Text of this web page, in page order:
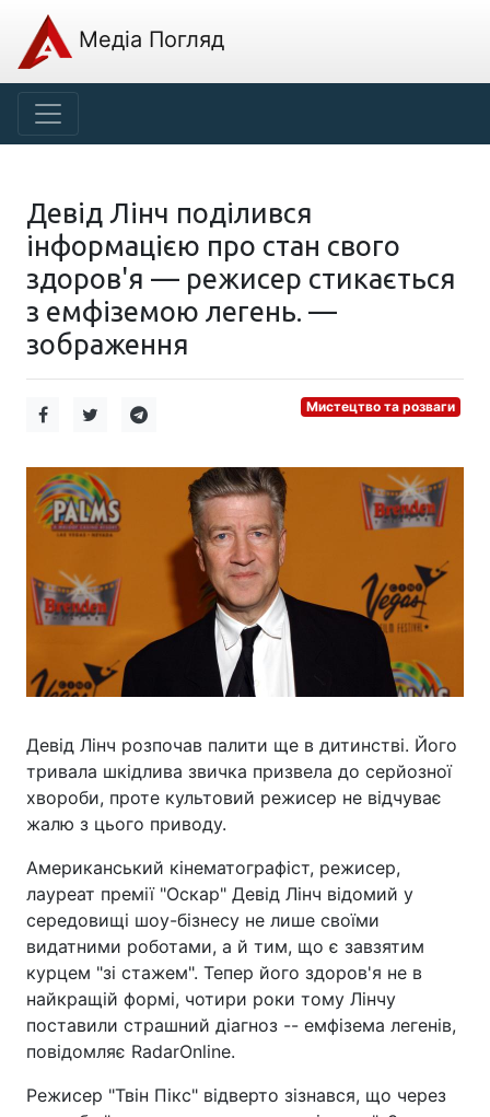
Медіа Погляд
Девід Лінч поділився
інформацією про стан свого
здоров'я — режисер стикається
з емфіземою легень. —
зображення
Мистецтво та розваги
Девід Лінч розпочав палити ще в дитинстві. Його
тривала шкідлива звичка призвела до серйозної
хвороби, проте культовий режисер не відчуває
жалю з цього приводу.
Американський кінематографіст, режисер,
лауреат премії "Оскар" Девід Лінч відомий у
середовищі шоу-бізнесу не лише своїми
видатними роботами, а й тим, що є завзятим
курцем "зі стажем". Тепер його здоров'я не в
найкращій формі, чотири роки тому Лінчу
поставили страшний діагноз -- емфізема легенів,
повідомляє RadarOnline.
Режисер "Твін Пікс" відверто зізнався, що через